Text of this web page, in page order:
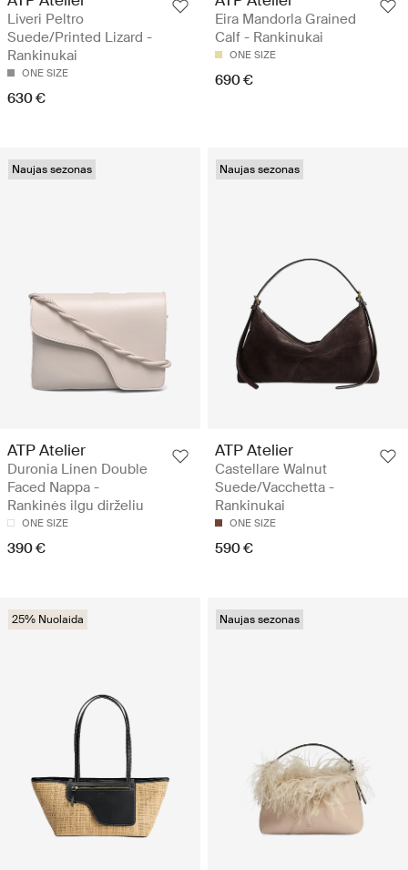
Liveri Peltro
Suede/Printed Lizard -
Rankinukai
ONE SIZE
630 €
Eira Mandorla Grained
Calf - Rankinukai
ONE SIZE
690 €
Naujas sezonas
ATP Atelier
Duronia Linen Double
Faced Nappa -
Rankinės ilgu dirželiu
ONE SIZE
390 €
Naujas sezonas
ATP Atelier
Castellare Walnut
Suede/Vacchetta -
Rankinukai
ONE SIZE
590 €
25% Nuolaida Naujas sezonas